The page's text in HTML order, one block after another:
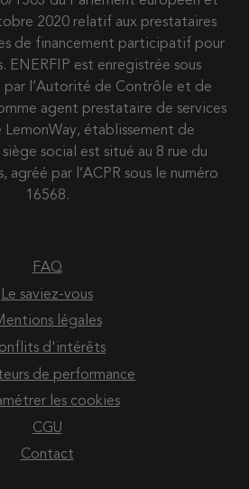
2020 relatif aux prestataires
de financement participatif pour
ENERFIP est enregistrée sous
par l’Autorité de Contrôle et de
agent prestataire de services
établissement de
social est situé au 8 rue du
agréé par l’ACPR sous le numéro
16568.
FAQ
Le saviez-vous
légales
d'intérêts
de performance
les cookies
CGU
Contact